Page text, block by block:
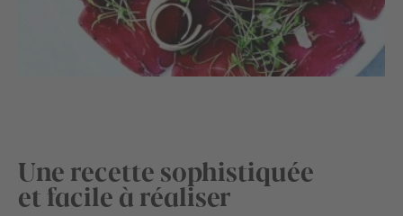
Une recette sophistiquée
et facile à réaliser